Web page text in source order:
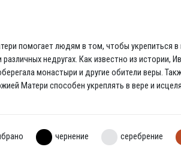
помогает людям в том, чтобы укрепиться в
недругах. Как известно из истории,
монастыри и другие обители веры.
Матери способен укреплять в вере и
чернение серебрение